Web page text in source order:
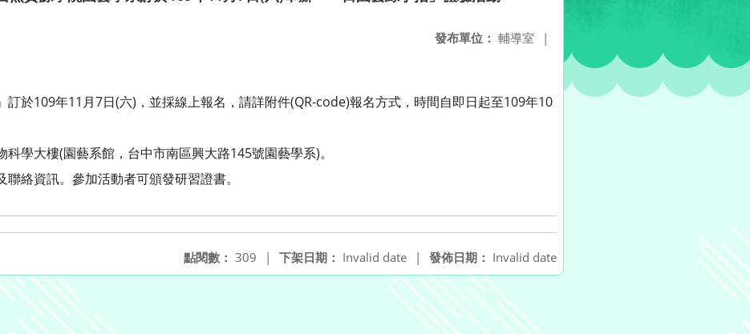
發布單位： 輔導室 |
訂於109年11月7日(六)，並採線上報名，請詳附件(QR-code)報名方式，時間自即日起至109年10
學大樓(園藝系館，台中市南區興大路145號園藝學系)。
絡資訊。參加活動者可頒發研習證書。
發佈日期： Invalid date
下架日期： Invalid date |
點閱數： 309 |